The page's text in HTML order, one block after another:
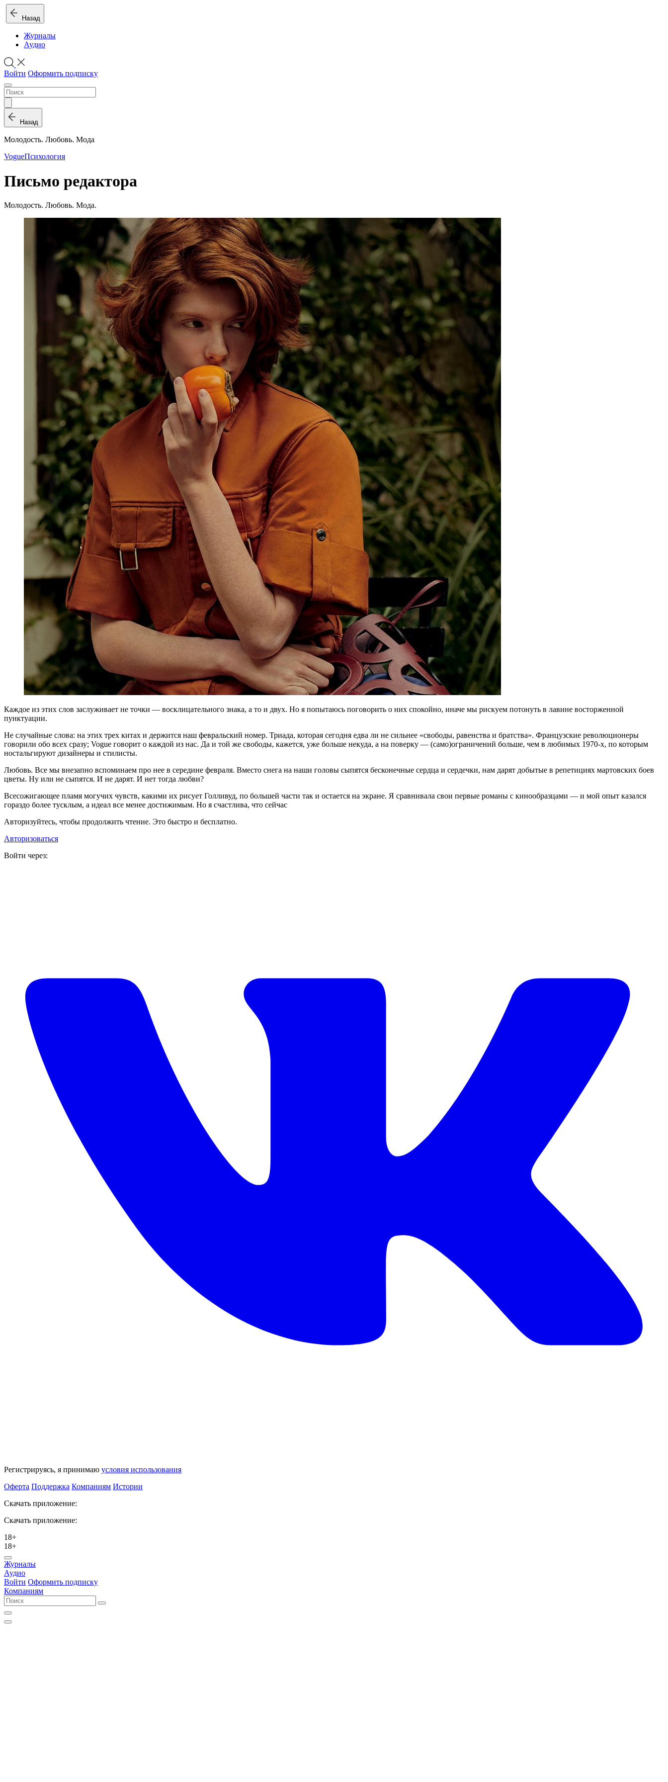
Назад
Журналы
Аудио
Войти Оформить подписку
Назад
Молодость. Любовь. Мода
VogueПсихология
Письмо редактора
Молодость. Любовь. Мода.
Каждое из этих слов заслуживает не точки — восклицательного знака, а то и двух. Но я попытаюсь поговорить о них спокойно, иначе мы рискуем потонуть в лавине восторженной
пунктуации.
Не случайные слова: на этих трех китах и держится наш февральский номер. Триада, которая сегодня едва ли не сильнее «свободы, равенства и братства». Французские революционеры
говорили обо всех сразу; Vogue говорит о каждой из нас. Да и той же свободы, кажется, уже больше некуда, а на поверку — (само)ограничений больше, чем в любимых 1970‑х, по которым
ностальгируют дизайнеры и стилисты.
Любовь. Все мы внезапно вспоминаем про нее в середине февраля. Вместо снега на наши головы сыпятся бесконечные сердца и сердечки, нам дарят добытые в репетициях мартовских боев
цветы. Ну или не сыпятся. И не дарят. И нет тогда любви?
Всесожигающее пламя могучих чувств, какими их рисует Голливуд, по большей части так и остается на экране. Я сравнивала свои первые романы с кинообразцами — и мой опыт казался
гораздо более тусклым, а идеал все менее достижимым. Но я счастлива, что сейчас
Авторизуйтесь, чтобы продолжить чтение. Это быстро и бесплатно.
Авторизоваться
Войти через:
Регистрируясь, я принимаю условия использования
Оферта Поддержка Компаниям Истории
Скачать приложение:
Скачать приложение:
18+
18+
Журналы
Аудио
Войти Оформить подписку
Компаниям